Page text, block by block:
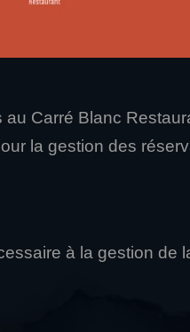
au restaurant (si
Carré Blanc
la gestion des
à la gestion de